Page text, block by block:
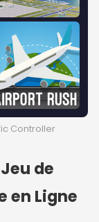
Controller
de
en Ligne